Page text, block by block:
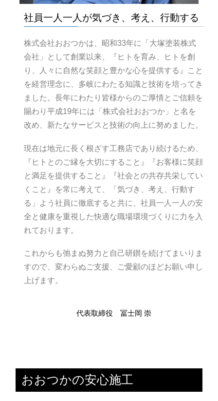
社員一人一人が気づき、考え、行動する
株式会社おおつかは、昭和33年に「大塚塗装株式
会社」として創業以来、『ヒトを育み、ヒトを創
り、人々に自然な笑顔と豊かな心を提供する』こと
を経営理念に、多岐にわたる知識と技術を培ってき
ました。長年にわたり皆様からのご厚情とご信頼を
賜わり平成19年には「株式会社おおつか」と名を
改め、新たなサービスと技術の向上に努めました。
現在は地元に長く根ざす工務店であり続けるため、
『ヒトとのご縁を大切にすること』『お客様に笑顔
と満足を提供すること』『社会との共存共栄してい
くこと』を常に考えて、「気づき、考え、行動す
る」よう社員に徹底すると共に、社員一人一人の安
全と健康を重視した快適な職場環境づくりに力を入
れております。
これからも弛まぬ努力と自己研鑚を続けてまいりま
すので、変わらぬご支援、ご愛顧のほどお願い申し
上げます。
代表取締役 冨士岡 崇
おおつかの安心施工